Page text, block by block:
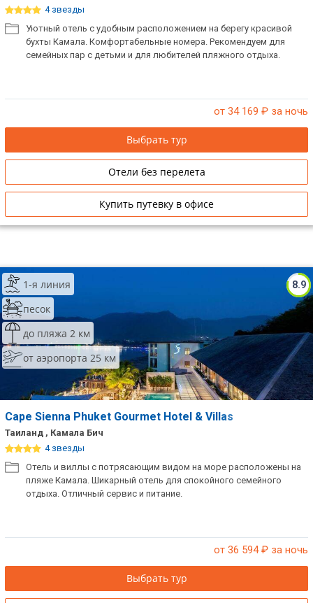
4 звезды
Уютный отель с удобным расположением на берегу красивой
бухты Камала. Комфортабельные номера. Рекомендуем для
семейных пар с детьми и для любителей пляжного отдыха.
от 34 169 ₽ за ночь
Выбрать тур
Отели без перелета
Купить путевку в офисе
8.9
1-я линия
песок
до пляжа 2 км
от аэропорта 25 км
Cape Sienna Phuket Gourmet Hotel & Villas
Таиланд , Камала Бич
4 звезды
Отель и виллы с потрясающим видом на море расположены на
пляже Камала. Шикарный отель для спокойного семейного
отдыха. Отличный сервис и питание.
от 36 594₽ за ночь
Выбрать тур